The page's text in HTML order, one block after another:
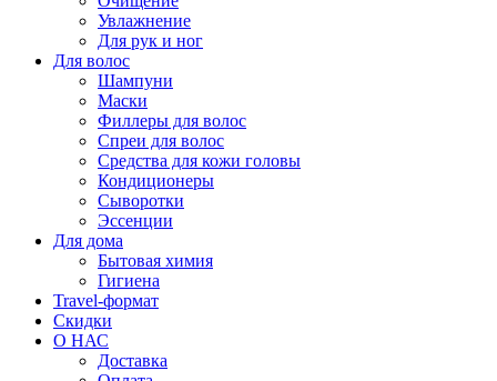
Увлажнение
Для рук и ног
Для волос
Шампуни
Маски
Филлеры для волос
Спреи для волос
Средства для кожи головы
Кондиционеры
Сыворотки
Эссенции
Для дома
Бытовая химия
Гигиена
Travel-формат
Скидки
О НАС
Доставка